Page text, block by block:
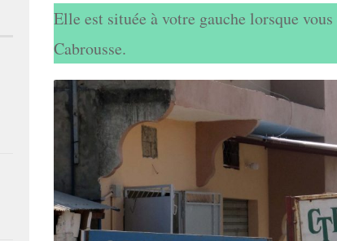
Elle est située à votre gauche lorsque
Cabrousse.